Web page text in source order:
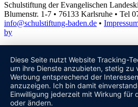
Schulstiftung der Evangelischen
Blumenstr. 1-7 • 76133 Karlsruhe • Tel
info@schulstiftung-baden.de •
by
Diese Seite nutzt Website Tracking-
um ihre Dienste anzubieten, stetig zu
Werbung entsprechend der
anzuzeigen. Ich bin damit
Einwilligung jederzeit mit Wirkung für
oder ändern.